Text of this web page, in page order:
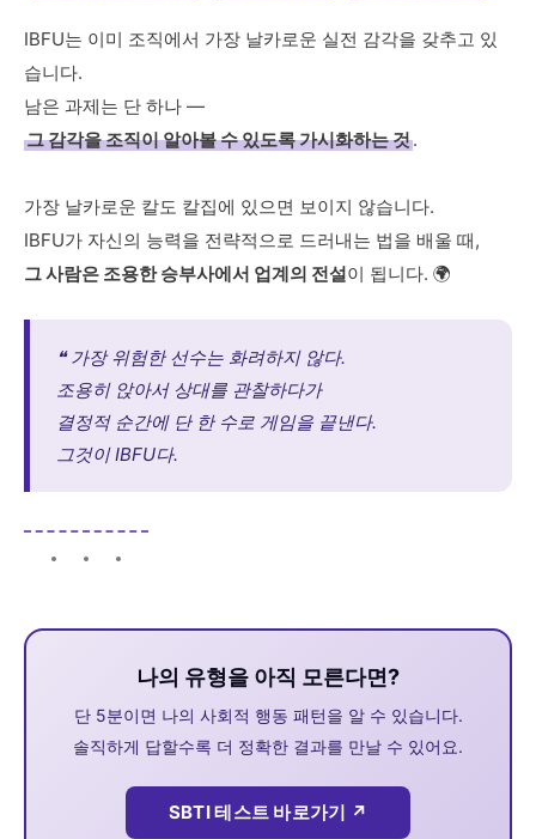
IBFU는 이미 조직에서 가장 날카로운 실전 감각을 갖추고 있
습니다.
남은 과제는 단 하나 —
그 감각을 조직이 알아볼 수 있도록 가시화하는 것.
가장 날카로운 칼도 칼집에 있으면 보이지 않습니다.
IBFU가 자신의 능력을 전략적으로 드러내는 법을 배울 때,
그 사람은 조용한 승부사에서 업계의 전설이 됩니다. 🌍
❝ 가장 위험한 선수는 화려하지 않다.
조용히 앉아서 상대를 관찰하다가
결정적 순간에 단 한 수로 게임을 끝낸다.
그것이 IBFU다.
나의 유형을 아직 모른다면?
단 5분이면 나의 사회적 행동 패턴을 알 수 있습니다.
솔직하게 답할수록 더 정확한 결과를 만날 수 있어요.
SBTI 테스트 바로가기 ↗